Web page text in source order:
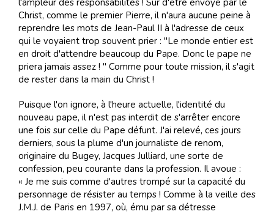
Christ, comme le premier Pierre, il n'aura aucune peine à
reprendre les mots de Jean-Paul II à l'adresse de ceux
qui le voyaient trop souvent prier : "Le monde entier est
en droit d'attendre beaucoup du Pape. Donc le pape ne
priera jamais assez ! " Comme pour toute mission, il s'agit
de rester dans la main du Christ !
Puisque l'on ignore, à l'heure actuelle, l'identité du
nouveau pape, il n'est pas interdit de s'arrêter encore
une fois sur celle du Pape défunt. J'ai relevé, ces jours
derniers, sous la plume d'un journaliste de renom,
originaire du Bugey, Jacques Julliard, une sorte de
confession, peu courante dans la profession. Il avoue :
« Je me suis comme d'autres trompé sur la capacité du
personnage de résister au temps ! Comme à la veille des
J.M.J. de Paris en 1997, où, ému par sa détresse